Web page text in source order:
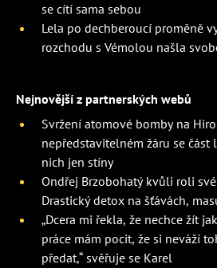
se cítí sama sebou
Lela po dechberoucí proměně
rozchodu s Vémolou našla
Nejnovější z partnerských webů
Svržení atomové bomby na
nepředstavitelném žáru se
nich jen stíny
Ondřej Brzobohatý kvůli roli
Drastický detox na šťávách,
„Dcera mi řekla, že nechce žít
práce mám pocit, že si neváží
předat,“ svěřuje se Karel